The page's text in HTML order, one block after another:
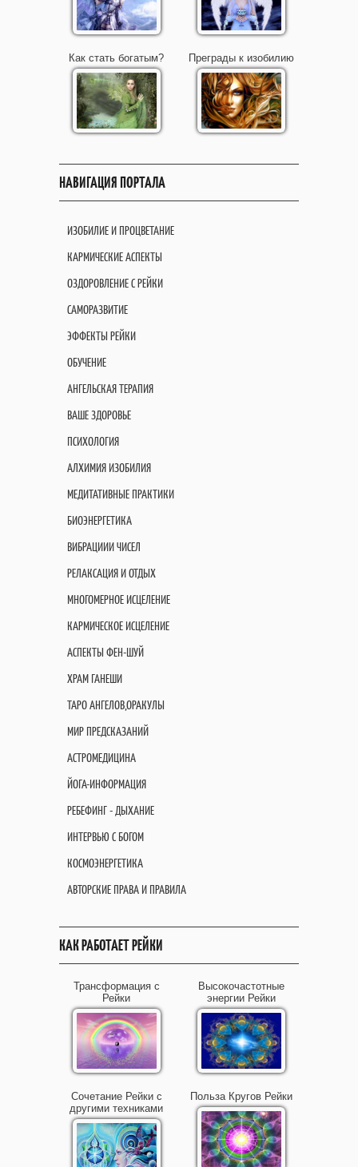
Как стать богатым? Преграды к изобилию
НАВИГАЦИЯ ПОРТАЛА
ИЗОБИЛИЕ И ПРОЦВЕТАНИЕ
КАРМИЧЕСКИЕ АСПЕКТЫ
ОЗДОРОВЛЕНИЕ С РЕЙКИ
САМОРАЗВИТИЕ
ЭФФЕКТЫ РЕЙКИ
ОБУЧЕНИЕ
АНГЕЛЬСКАЯ ТЕРАПИЯ
ВАШЕ ЗДОРОВЬЕ
ПСИХОЛОГИЯ
АЛХИМИЯ ИЗОБИЛИЯ
МЕДИТАТИВНЫЕ ПРАКТИКИ
БИОЭНЕРГЕТИКА
ВИБРАЦИИИ ЧИСЕЛ
РЕЛАКСАЦИЯ И ОТДЫХ
МНОГОМЕРНОЕ ИСЦЕЛЕНИЕ
КАРМИЧЕСКОЕ ИСЦЕЛЕНИЕ
АСПЕКТЫ ФЕН-ШУЙ
ХРАМ ГАНЕШИ
ТАРО АНГЕЛОВ,ОРАКУЛЫ
МИР ПРЕДСКАЗАНИЙ
АСТРОМЕДИЦИНА
ЙОГА-ИНФОРМАЦИЯ
РЕБЕФИНГ - ДЫХАНИЕ
ИНТЕРВЬЮ С БОГОМ
КОСМОЭНЕРГЕТИКА
АВТОРСКИЕ ПРАВА И ПРАВИЛА
КАК РАБОТАЕТ РЕЙКИ
Трансформация с
Рейки
Высокочастотные
энергии Рейки
Сочетание Рейки с
другими техниками
Польза Кругов Рейки